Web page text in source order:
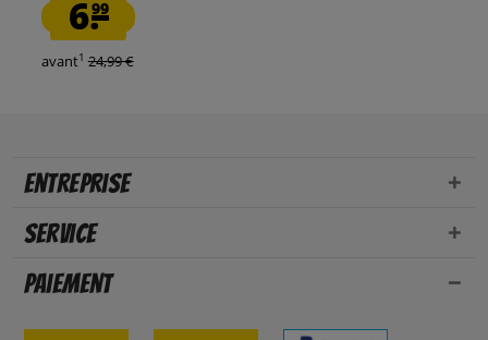
6.99
avant1 24,99 €
Entreprise
Service
Paiement